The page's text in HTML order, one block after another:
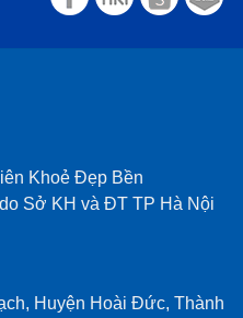
Khoẻ Đẹp Bền
Sở KH và ĐT TP Hà Nội
Huyện Hoài Đức, Thành